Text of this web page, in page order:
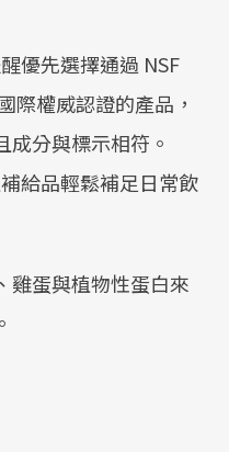
優先選擇通過 NSF
際權威認證的產品，
分與標示相符。
給品輕鬆補足日常飲
雞蛋與植物性蛋白來